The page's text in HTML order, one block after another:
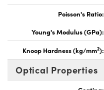
Poisson's Ratio:
Young's Modulus (GPa):
Knoop Hardness (kg/mm2):
Optical Properties